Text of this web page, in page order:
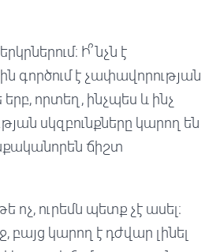
Ի՞նչն է
է չափավորության
որտեղ, ինչպես և ինչ
սկզբունքները կարող են
ճիշտ
​​ոչ, ուրեմն պետք չէ ասել։
բայց կարող է դժվար լինել